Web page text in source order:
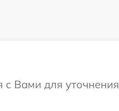
с Вами для уточнения